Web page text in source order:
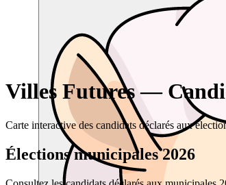
Villes Futures —
Carte interactive des candidats déclarés aux
Élections municipales 2026